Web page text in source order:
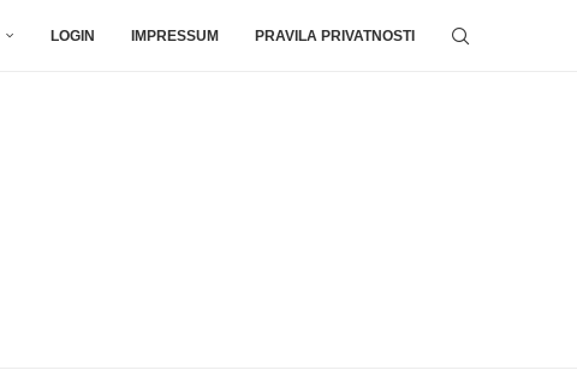
LOGIN IMPRESSUM PRAVILA PRIVATNOSTI